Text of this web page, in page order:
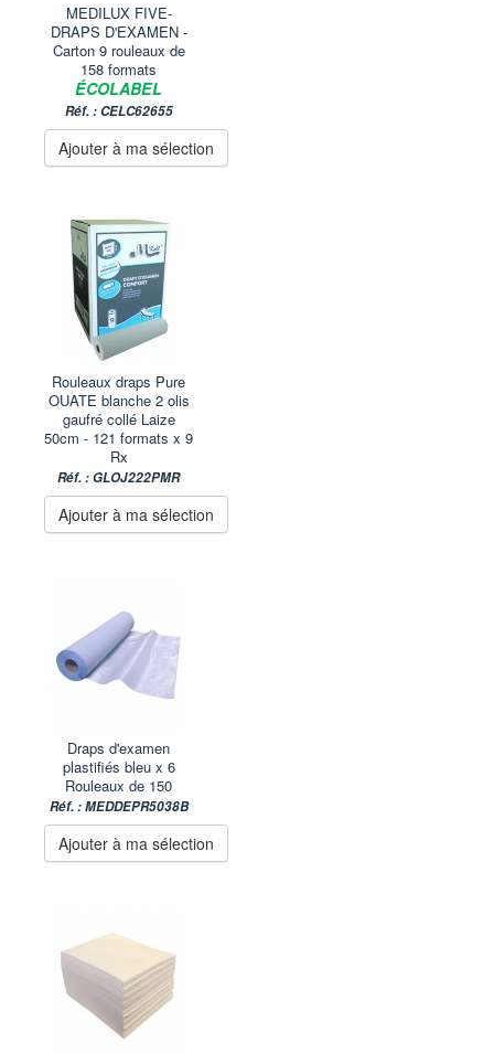
MEDILUX FIVE-
DRAPS D'EXAMEN -
Carton 9 rouleaux de
158 formats
ÉCOLABEL
Réf. : CELC62655
Ajouter à ma sélection
Rouleaux draps Pure
OUATE blanche 2 olis
gaufré collé Laize
50cm - 121 formats x 9
Rx
Réf. : GLOJ222PMR
Ajouter à ma sélection
Draps d'examen
plastifiés bleu x 6
Rouleaux de 150
Réf. : MEDDEPR5038B
Ajouter à ma sélection